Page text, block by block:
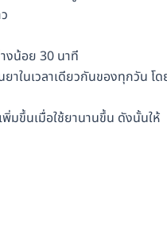
งน้อย 30 นาที
ยาในเวลาเดียวกันของทุกวัน โ
มขึ้นเมื่อใช้ยานานขึ้น ดังนั้นให้